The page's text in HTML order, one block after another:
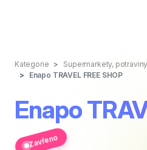
Kategorie Supermarkety, potraviny
Enapo TRAVEL FREE SHOP
Enapo
Zavřeno